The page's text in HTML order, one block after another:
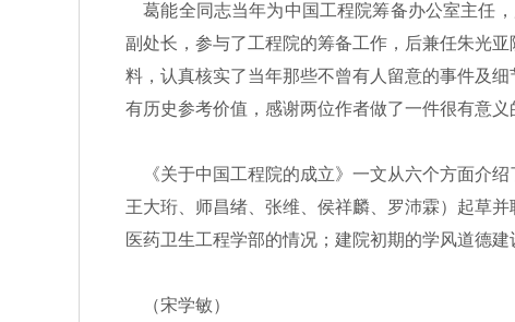
葛能全同志当年为中国工程院筹备办公室主任
副处长，参与了工程院的筹备工作，后兼任朱光
料，认真核实了当年那些不曾有人留意的事件及
有历史参考价值，感谢两位作者做了一件很有意义
《关于中国工程院的成立》一文从六个方面介
王大珩、师昌绪、张维、侯祥麟、罗沛霖）起草
医药卫生工程学部的情况；建院初期的学风道德建
（宋学敏）